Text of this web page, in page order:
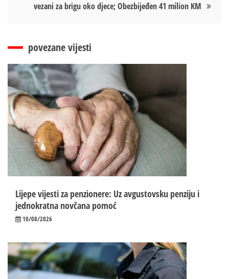
vezani za brigu oko djece; Obezbijeđen 41 milion KM
povezane vijesti
Lijepe vijesti za penzionere: Uz avgustovsku penziju i
jednokratna novčana pomoć
10/08/2026